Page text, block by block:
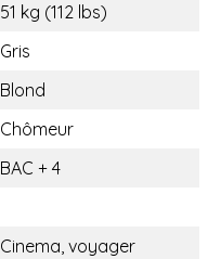
51 kg (112 lbs)
Gris
Blond
Chômeur
BAC + 4
Cinema, voyager